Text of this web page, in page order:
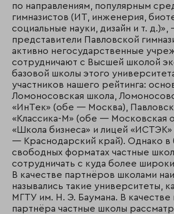
по направлениям, популярным
гимназистов (ИТ, инженерия,
социальные науки, дизайн и т. д.)»,
представители Павловской
активно негосударственные
сотрудничают с Высшей школой
базовой школы этого
участников нашего рейтинга:
Ломоносовская школа,
«ИнТек» (обе — Москва),
«Классика-М» (обе — Московская
«Школа бизнеса» и лицей «ИСТЭК»
— Краснодарский край). Однако в
свободных форматах частные
сотрудничать с куда более
В качестве партнёров школами
назывались такие университеты,
МГТУ им. Н. Э. Баумана. В качестве
партнёра частные школы